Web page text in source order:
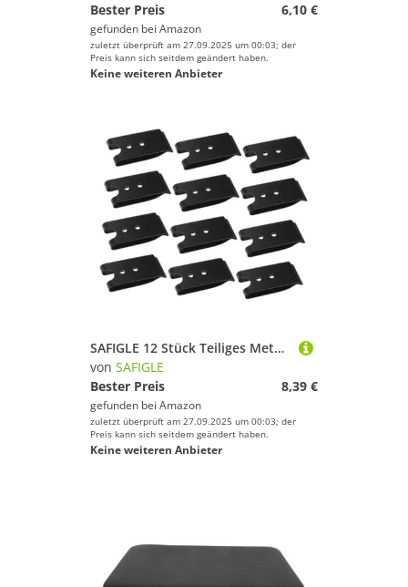
Bester Preis
6,10 €
gefunden bei Amazon
zuletzt überprüft am 27.09.2025 um 00:03; der
Preis kann sich seitdem geändert haben.
Keine weiteren Anbieter
SAFIGLE 12 Stück Teiliges Metall Gürtelclip mit Federverschluss Vielseitiger Schwarzer Schlüsselanhänger und Halter Sicherer Handyclip mit Glatter Oberfläche und Abgerundeten Kanten für
von SAFIGLE
Bester Preis
8,39 €
gefunden bei Amazon
zuletzt überprüft am 27.09.2025 um 00:03; der
Preis kann sich seitdem geändert haben.
Keine weiteren Anbieter